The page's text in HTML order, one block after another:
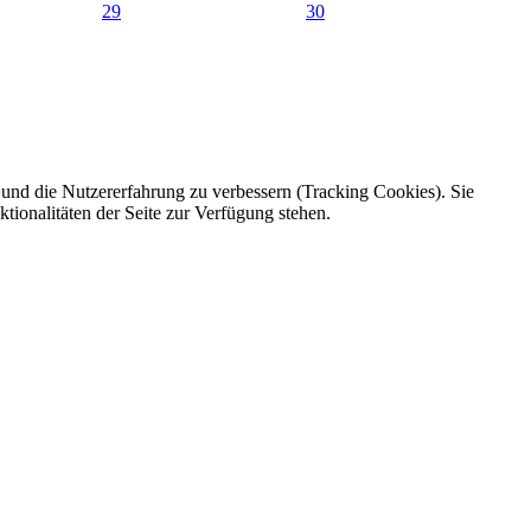
29
30
die Nutzererfahrung zu verbessern (Tracking Cookies). Sie
der Seite zur Verfügung stehen.